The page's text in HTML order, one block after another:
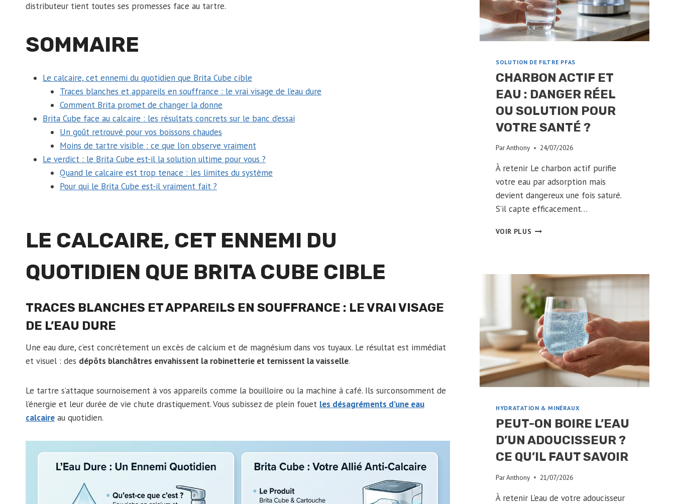
distributeur tient toutes ses promesses face au tartre.
SOMMAIRE
Le calcaire, cet ennemi du quotidien que Brita Cube cible
Traces blanches et appareils en souffrance : le vrai visage de l’eau dure
Comment Brita promet de changer la donne
Brita Cube face au calcaire : les résultats concrets sur le banc d’essai
Un goût retrouvé pour vos boissons chaudes
Moins de tartre visible : ce que l’on observe vraiment
Le verdict : le Brita Cube est-il la solution ultime pour vous ?
Quand le calcaire est trop tenace : les limites du système
Pour qui le Brita Cube est-il vraiment fait ?
LE CALCAIRE, CET ENNEMI DU
QUOTIDIEN QUE BRITA CUBE CIBLE
TRACES BLANCHES ET APPAREILS EN SOUFFRANCE : LE VRAI VISAGE
DE L’EAU DURE
Une eau dure, c’est concrètement un excès de calcium et de magnésium dans vos tuyaux. Le résultat est immédiat
et visuel : des dépôts blanchâtres envahissent la robinetterie et ternissent la vaisselle.
Le tartre s’attaque sournoisement à vos appareils comme la bouilloire ou la machine à café. Ils surconsomment de
l’énergie et leur durée de vie chute drastiquement. Vous subissez de plein fouet les désagréments d’une eau
calcaire au quotidien.
SOLUTION DE FILTRE PFAS
CHARBON ACTIF ET
EAU : DANGER RÉEL
OU SOLUTION POUR
VOTRE SANTÉ ?
ParAnthony 24/07/2026
À retenir Le charbon actif purifie
votre eau par adsorption mais
devient dangereux une fois saturé.
S’il capte efficacement…
VOIR PLUS CHARBON
DANGER
RÉEL
OU
SOLUTION
POUR
VOTRE
SANTÉ
?
HYDRATATION & MINÉRAUX
PEUT-ON BOIRE L’EAU
D’UN ADOUCISSEUR ?
CE QU’IL FAUT SAVOIR
ParAnthony 21/07/2026
À retenir L’eau de votre adoucisseur